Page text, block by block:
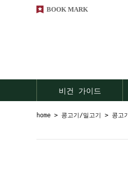
BOOK MARK
비건 가이드
home > 콩고기/밀고기 > 콩고기